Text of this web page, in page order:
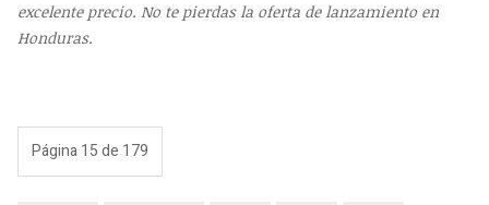
excelente precio. No te pierdas la oferta de lanzamiento en
Honduras.
Página 15 de 179